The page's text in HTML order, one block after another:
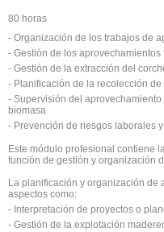
80 horas
- Organización de los trabajos de
- Gestión de los
- Gestión de la extracción del
- Planificación de la recolección
- Supervisión del
biomasa
- Prevención de riesgos laborales
Este módulo profesional contiene
función de gestión y organización
La planificación y organización de
aspectos como:
- Interpretación de proyectos o
- Gestión de la explotación